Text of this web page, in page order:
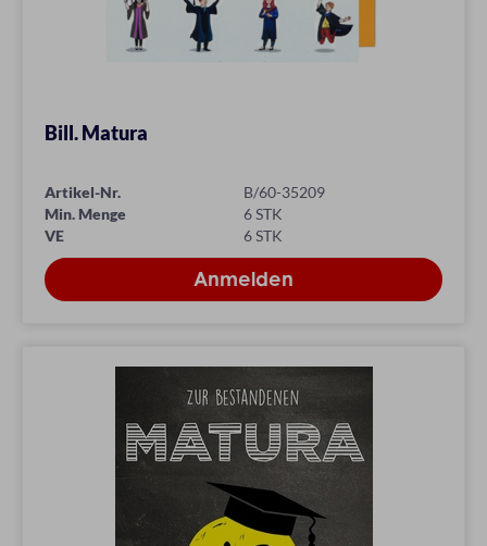
Bill. Matura
Artikel-Nr.
B/60-35209
Min. Menge
6 STK
VE
6 STK